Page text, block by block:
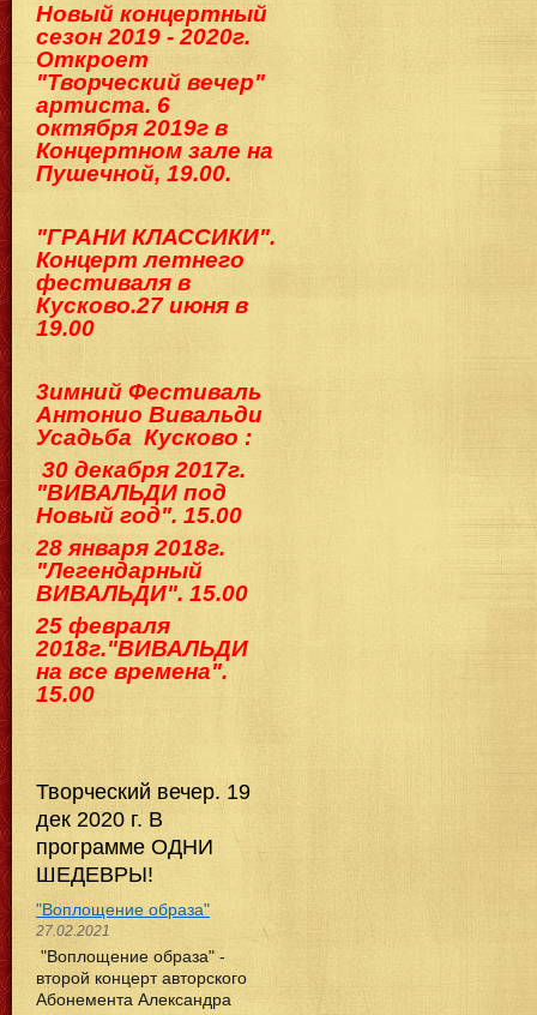
Новый концертный
сезон 2019 - 2020г.
Откроет
"Творческий вечер"
артиста. 6
октября 2019г в
Концертном зале на
Пушечной, 19.00.
"ГРАНИ КЛАССИКИ".
Концерт летнего
фестиваля в
Кусково.27 июня в
19.00
3имний Фестиваль
Антонио Вивальди
Усадьба Кусково :
30 декабря 2017г.
"ВИВАЛЬДИ под
Новый год". 15.00
28 января 2018г.
"Легендарный
ВИВАЛЬДИ". 15.00
25 февраля
2018г."ВИВАЛЬДИ
на все времена".
15.00
Творческий вечер. 19
дек 2020 г. В
программе ОДНИ
ШЕДЕВРЫ!
"Воплощение образа"
27.02.2021
"Воплощение образа" -
второй концерт авторского
Абонемента Александра